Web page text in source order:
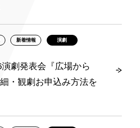
新着情報
演劇
劇発表会『広場から
・観劇お申込み方法を